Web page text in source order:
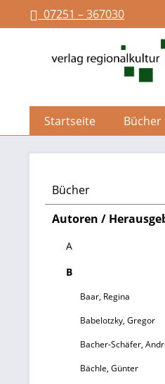
Zur
07251 – 367030
Startseite Bücher
Bücher
Autoren /
A
B
Baar, Regina
Babelotzky, Gregor
Bacher-Schäfer,
Bächle, Günter